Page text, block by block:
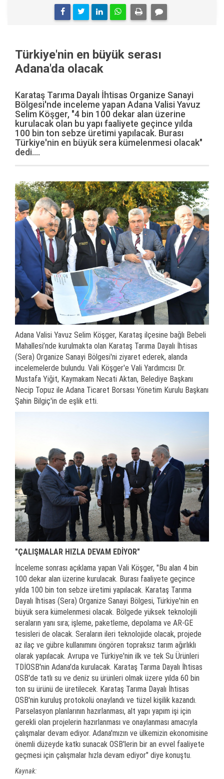
Türkiye'nin en büyük serası
Adana'da olacak
Karataş Tarıma Dayalı İhtisas Organize Sanayi
Bölgesi'nde inceleme yapan Adana Valisi Yavuz
Selim Köşger, "4 bin 100 dekar alan üzerine
kurulacak olan bu yapı faaliyete geçince yılda
100 bin ton sebze üretimi yapılacak. Burası
Türkiye'nin en büyük sera kümelenmesi olacak"
dedi....
Adana Valisi Yavuz Selim Köşger, Karataş ilçesine bağlı Bebeli
Mahallesi’nde kurulmakta olan Karataş Tarıma Dayalı İhtisas
(Sera) Organize Sanayi Bölgesi'ni ziyaret ederek, alanda
incelemelerde bulundu. Vali Köşger'e Vali Yardımcısı Dr.
Mustafa Yiğit, Kaymakam Necati Aktan, Belediye Başkanı
Necip Topuz ile Adana Ticaret Borsası Yönetim Kurulu Başkanı
Şahin Bilgiç'in de eşlik etti.
"ÇALIŞMALAR HIZLA DEVAM EDİYOR"
İnceleme sonrası açıklama yapan Vali Köşger, "Bu alan 4 bin
100 dekar alan üzerine kurulacak. Burası faaliyete geçince
yılda 100 bin ton sebze üretimi yapılacak. Karataş Tarıma
Dayalı İhtisas (Sera) Organize Sanayi Bölgesi, Türkiye'nin en
büyük sera kümelenmesi olacak. Bölgede yüksek teknolojili
seraların yanı sıra; işleme, paketleme, depolama ve AR-GE
tesisleri de olacak. Seraların ileri teknolojide olacak, projede
az ilaç ve gübre kullanımını öngören topraksız tarım ağırlıklı
olarak yapılacak. Avrupa ve Türkiye'nin ilk ve tek Su Ürünleri
TDİOSB'nin Adana'da kurulacak. Karataş Tarıma Dayalı İhtisas
OSB'de tatlı su ve deniz su ürünleri olmak üzere yılda 60 bin
ton su ürünü de üretilecek. Karataş Tarıma Dayalı İhtisas
OSB'nin kuruluş protokolü onaylandı ve tüzel kişilik kazandı.
Parselasyon planlarının hazırlanması, alt yapı yapım işi için
gerekli olan projelerin hazırlanması ve onaylanması amacıyla
çalışmalar devam ediyor. Adana'mızın ve ülkemizin ekonomisine
önemli düzeyde katkı sunacak OSB'lerin bir an evvel faaliyete
geçmesi için çalışmalar hızla devam ediyor" diye konuştu.
Kaynak: